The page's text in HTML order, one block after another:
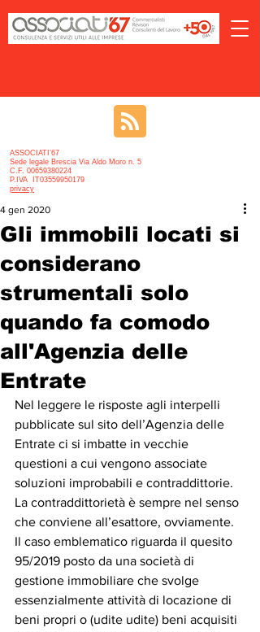
ASSOCIATI’67
Sede legale Brescia Via Aldo Moro n. 5
C.F. 00659380224
P.IVA IT03559950179
privacy
Gli immobili locati si
considerano
strumentali solo
quando fa comodo
all'Agenzia delle
Entrate
4 gen 2020
Nel leggere le risposte agli interpelli
pubblicate sul sito dell’Agenzia delle
Entrate ci si imbatte in vecchie
questioni a cui vengono associate
soluzioni improbabili e contraddittorie.
La contraddittorietà è sempre nel senso
che conviene all’esattore, ovviamente.
Il caso emblematico riguarda il quesito
95/2019 posto da una società di
gestione immobiliare che svolge
essenzialmente attività di locazione di
beni propri o (udite udite) beni acquisiti